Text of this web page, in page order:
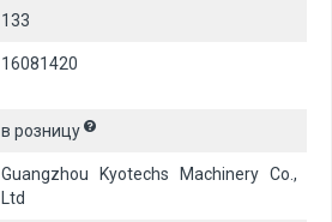
133
16081420
в розницу
Guangzhou Kyotechs Machinery Co.,
Ltd